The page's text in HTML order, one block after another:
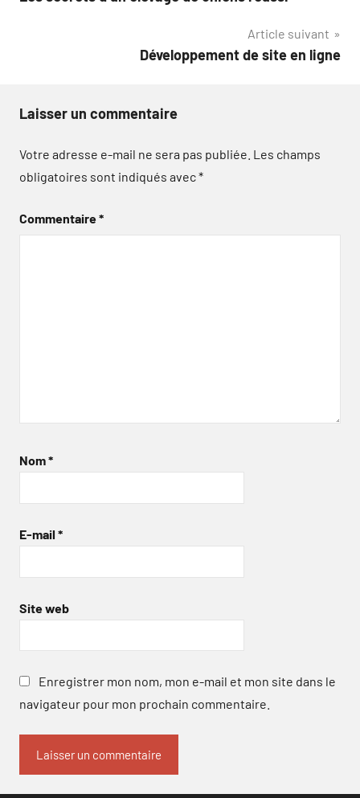
de
Article suivant
Développement de site en ligne
Laisser un commentaire
Votre adresse e-mail ne sera pas publiée. Les champs
obligatoires sont indiqués avec*
Commentaire*
Nom*
E-mail *
Site web
Enregistrer mon nom, mon e-mail et mon site dans le
navigateur pour mon prochain commentaire.